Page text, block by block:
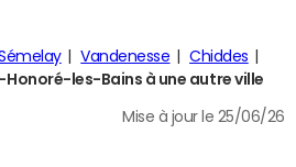
Vandenesse
Chiddes
les-Bains à une autre ville
Mise à jour le 25/06/26